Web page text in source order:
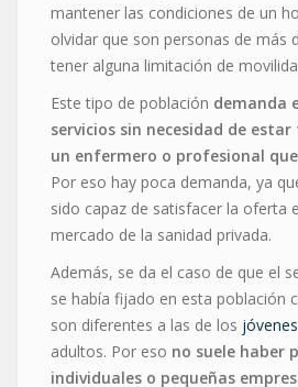
mantener las condiciones de un
olvidar que son personas de más
tener alguna limitación de
Este tipo de población demanda
servicios sin necesidad de
un enfermero o profesional
Por eso hay poca demanda, ya
sido capaz de satisfacer la oferta
mercado de la sanidad privada.
Además, se da el caso de que el
se había fijado en esta población
son diferentes a las de los jóvenes
adultos. Por eso no suele haber
individuales o pequeñas